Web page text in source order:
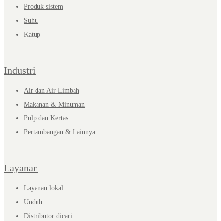
Produk sistem
Suhu
Katup
Industri
Air dan Air Limbah
Makanan & Minuman
Pulp dan Kertas
Pertambangan & Lainnya
Layanan
Layanan lokal
Unduh
Distributor dicari